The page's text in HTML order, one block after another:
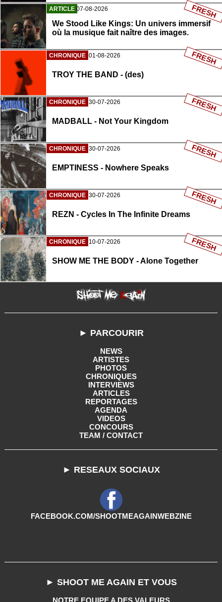
ARTICLE 07-08-2026
We Stood Like Kings: Un univers immersif
où la musique fait naître des images.
FRESH
CHRONIQUE 01-08-2026
TROY THE BAND - (des)
FRESH
CHRONIQUE 30-07-2026
MADBALL - Not Your Kingdom
FRESH
CHRONIQUE 30-07-2026
EMPTINESS - Nowhere Speaks
FRESH
CHRONIQUE 30-07-2026
REZN - Cycles In The Infinite Dreams
FRESH
CHRONIQUE 10-07-2026
SHOW ME THE BODY - Alone Together
FRESH
► PARCOURIR
NEWS
ARTISTES
PHOTOS
CHRONIQUES
INTERVIEWS
ARTICLES
REPORTAGES
AGENDA
VIDEOS
CONCOURS
TEAM / CONTACT
► RESEAUX SOCIAUX
FACEBOOK.COM/SHOOTMEAGAINWEBZINE
► SHOOT ME AGAIN ET VOUS